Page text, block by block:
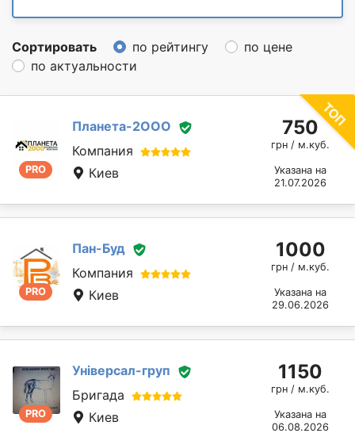
Сортировать по рейтингу
по цене
по актуальности
PRO
Планета-2ООО
Компания
Киев
750
грн / м.куб.
Указана на
21.07.2026
PRO
Пан-Буд
Компания
Киев
1000
грн / м.куб.
Указана на
29.06.2026
PRO
Універсал-груп
Бригада
Киев
1150
грн / м.куб.
Указана на
06.08.2026